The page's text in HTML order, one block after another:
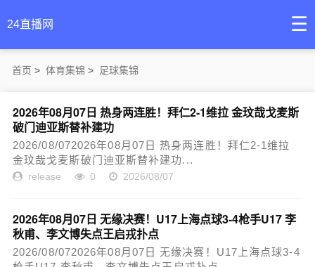
24直播网 ☰
首页 > 体育集锦 > 足球集锦
2026年08月07日 热身两连胜！拜仁2-1维拉 金玟哉戈麦斯
破门迪亚斯替补建功
2026/08/072026年08月07日 热身两连胜！拜仁2-1维拉
金玟哉戈麦斯破门迪亚斯替补建功...
release 0 2026/08/07
2026年08月07日 无缘决赛！U17上海点球3-4枪手U17 李
秋甫、李文博失点王启戎扑点
2026/08/072026年08月07日 无缘决赛！U17上海点球3-4